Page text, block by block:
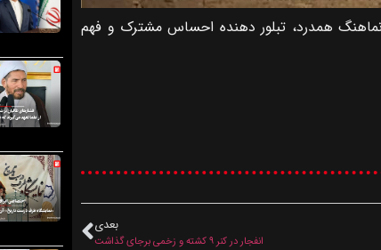
همدرد، تبلور دهنده احساس مشترک و فهم
بعدی
انفجار در کنر ۹ کشته و زخمی برجای گذاشت